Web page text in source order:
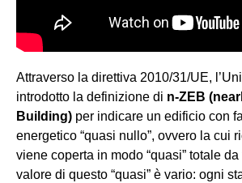
Attraverso la direttiva 2010/31/UE,
introdotto la definizione di n-ZEB
Building) per indicare un edificio con
energetico “quasi nullo”, ovvero la cui
viene coperta in modo “quasi” totale da
valore di questo “quasi” è vario: ogni